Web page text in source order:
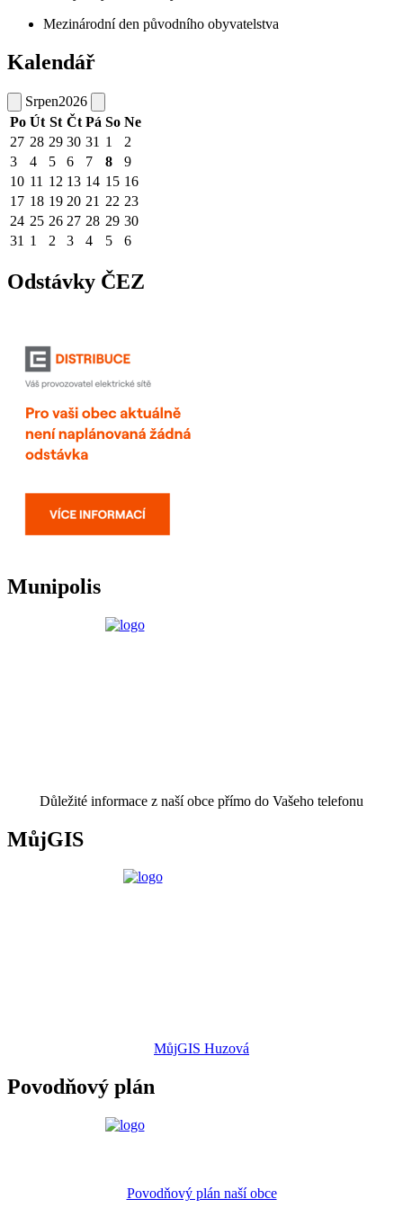
Mezinárodní den původního obyvatelstva
Kalendář
Srpen2026
Po Út St Čt Pá So Ne
27 28 29 30 31 1
2
3
4 5 6 7 8
9
10 11 12 13 14 15 16
17 18 19 20 21 22 23
24 25 26 27 28 29 30
31 1 2 3 4 5 6
Odstávky ČEZ
Munipolis
Důležité informace z naší obce přímo do Vašeho telefonu
MůjGIS
MůjGIS Huzová
Povodňový plán
Povodňový plán naší obce